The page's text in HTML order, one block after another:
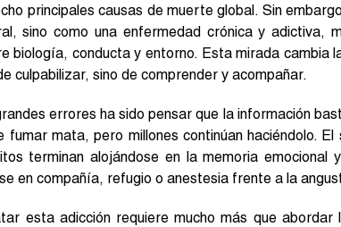
principales causas de muerte global. Sin
sino como una enfermedad crónica y adictiva,
biología, conducta y entorno. Esta mirada cambia
culpabilizar, sino de comprender y acompañar.
errores ha sido pensar que la información
fumar mata, pero millones continúan haciéndolo.
terminan alojándose en la memoria
en compañía, refugio o anestesia frente a la
esta adicción requiere mucho más que abordar